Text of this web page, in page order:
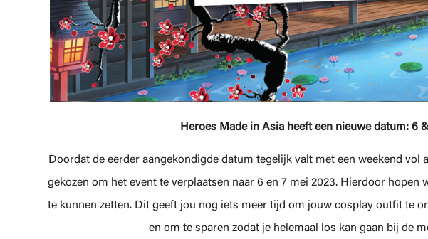
Heroes Made in Asia heeft een nieuwe datum: 6
Doordat de eerder aangekondigde datum tegelijk valt met een weekend vol
gekozen om het event te verplaatsen naar 6 en 7 mei 2023. Hierdoor hopen
te kunnen zetten. Dit geeft jou nog iets meer tijd om jouw cosplay outfit te
en om te sparen zodat je helemaal los kan gaan bij de